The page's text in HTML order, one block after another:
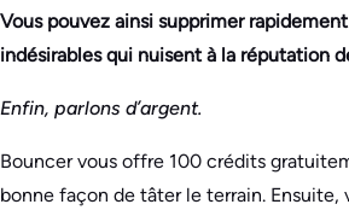
Vous pouvez ainsi supprimer
indésirables qui nuisent à la réputation
Enfin, parlons d’argent.
Bouncer vous offre 100 crédits
bonne façon de tâter le terrain. Ensuite,